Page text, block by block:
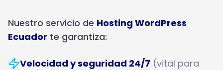
Nuestro servicio de Hosting WordPress
Ecuador te garantiza:
Velocidad y seguridad 24/7 (vital para